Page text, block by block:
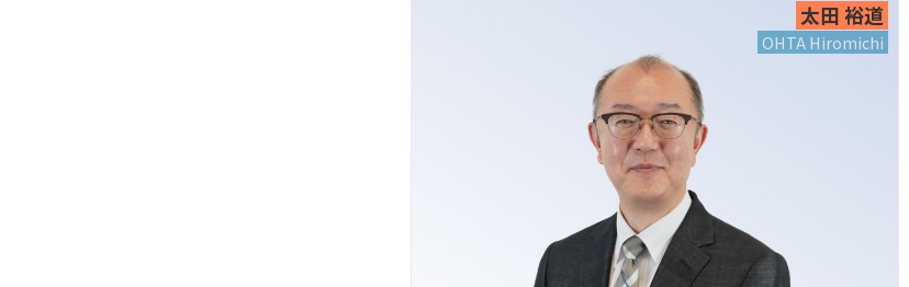
太田 裕道
OHTA Hiromichi